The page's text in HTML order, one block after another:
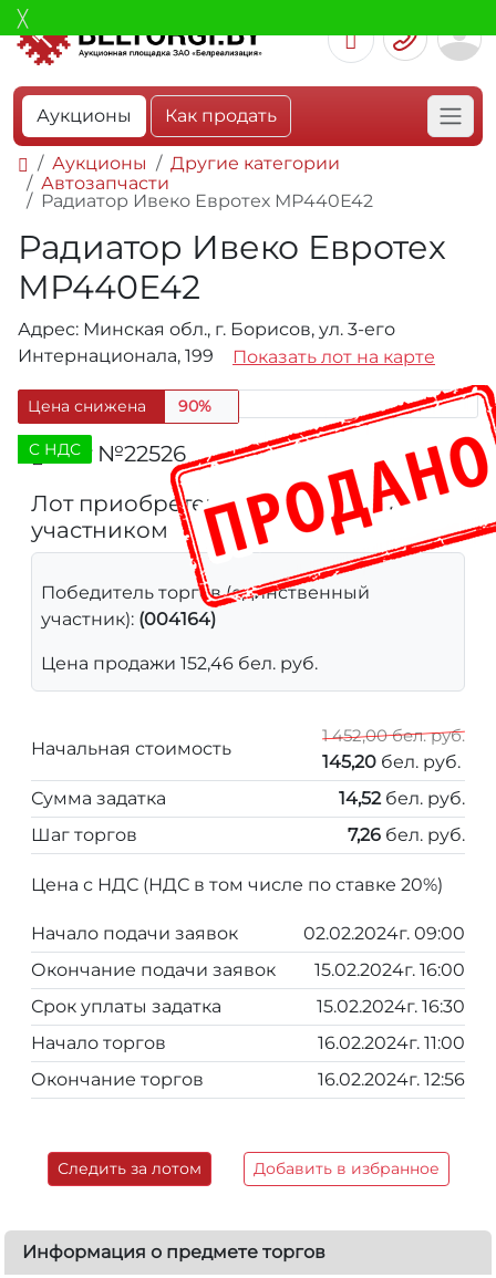
Аукционы Как продать
Аукционы
Другие категории
Автозапчасти
Радиатор Ивеко Евротех МР440Е42
Радиатор Ивеко Евротех
МР440Е42
Адрес: Минская обл., г. Борисов, ул. 3-его
Интернационала, 199
Показать лот на карте
Цена снижена 90%
C НДС
Лот №22526 401
Лот приобретен единственным
участником
Победитель торгов (единственный
участник): (004164)
Цена продажи 152,46 бел. руб.
Начальная стоимость
1 452,00 бел. руб.
145,20 бел. руб.
Сумма задатка
14,52 бел. руб.
Шаг торгов
7,26 бел. руб.
Цена с НДС (НДС в том числе по ставке 20%)
Начало подачи заявок
02.02.2024г. 09:00
Окончание подачи заявок
15.02.2024г. 16:00
Срок уплаты задатка
15.02.2024г. 16:30
Начало торгов
16.02.2024г. 11:00
Окончание торгов
16.02.2024г. 12:56
Следить за лотом Добавить в избранное
Информация о предмете торгов